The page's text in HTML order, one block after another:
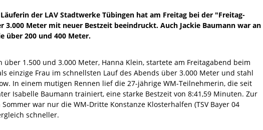
der LAV Stadtwerke Tübingen hat am Freitag bei der "Freitag-
3.000 Meter mit neuer Bestzeit beeindruckt. Auch Jackie Baumann war an
über 200 und 400 Meter.
über 1.500 und 3.000 Meter, Hanna Klein, startete am Freitagabend beim
einzige Frau im schnellsten Lauf des Abends über 3.000 Meter und stahl
In einem mutigen Rennen lief die 27-jährige WM-Teilnehmerin, die seit
Isabelle Baumann trainiert, eine starke Bestzeit von 8:41,59 Minuten. Zur
war nur die WM-Dritte Konstanze Klosterhalfen (TSV Bayer 04
schneller.